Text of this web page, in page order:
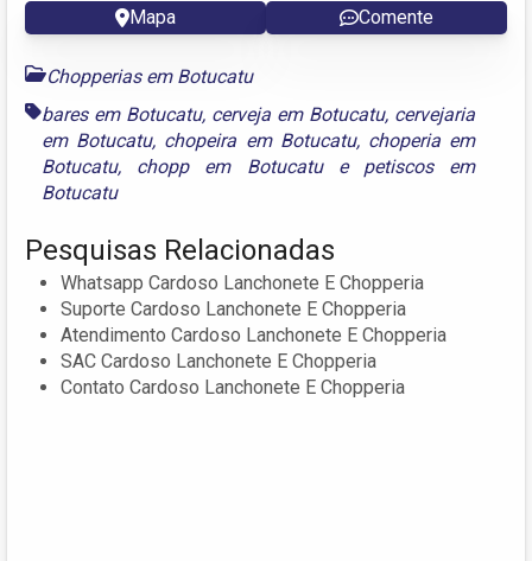
Mapa Comente
Chopperias em Botucatu
bares em Botucatu, cerveja em Botucatu, cervejaria
em Botucatu, chopeira em Botucatu, choperia em
Botucatu, chopp em Botucatue petiscos em
Botucatu
Pesquisas Relacionadas
Whatsapp Cardoso Lanchonete E Chopperia
Suporte Cardoso Lanchonete E Chopperia
Atendimento Cardoso Lanchonete E Chopperia
SAC Cardoso Lanchonete E Chopperia
Contato Cardoso Lanchonete E Chopperia